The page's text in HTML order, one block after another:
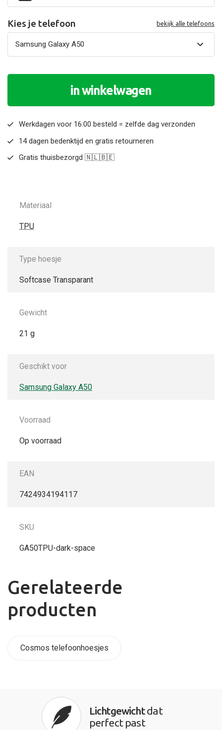
Kies je telefoon bekijk alle telefoons
in winkelwagen
Werkdagen voor 16:00 besteld = zelfde dag verzonden
14 dagen bedenktijd en gratis retourneren
Gratis thuisbezorgd 🇳🇱🇧🇪
Materiaal
TPU
Type hoesje
Softcase Transparant
Gewicht
21 g
Geschikt voor
Samsung Galaxy A50
Voorraad
Op voorraad
EAN
7424934194117
SKU
GA50TPU-dark-space
Gerelateerde
producten
Cosmos telefoonhoesjes
Lichtgewichtdat
perfect past